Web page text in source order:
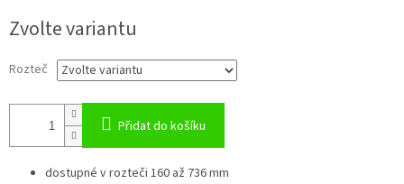
cena:
Zvolte variantu
Rozteč
Přidat do košíku
dostupné v rozteči 160 až 736 mm